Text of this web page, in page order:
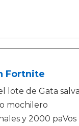
Fortnite
lote de Gata
mochilero
y 2000 paVos